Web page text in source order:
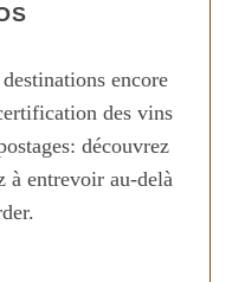
encore
des vins
découvrez
à entrevoir au-delà